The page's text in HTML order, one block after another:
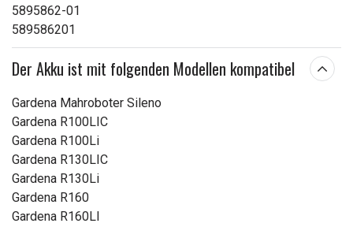
5895862-01
589586201
Der Akku ist mit folgenden Modellen kompatibel
Gardena Mahroboter Sileno
Gardena R100LIC
Gardena R100Li
Gardena R130LIC
Gardena R130Li
Gardena R160
Gardena R160LI